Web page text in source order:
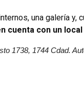
una galería
cuenta con un
1738, 1744 Cdad.